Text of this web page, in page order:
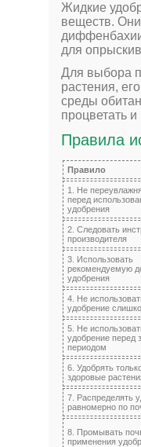
Жидкие
веществ.
для
Для выбора
растения,
среды
процветать
Правила
Правило
1. Не
перед
удобрения
2. Следовать
производителя
3. Использовать
рекомендуемую
удобрения
4. Не
удобрение
5. Не
удобрение перед
периодом
6. Удобрять
здоровые
7. Распределять
равномерно по
8. Промывать
применения